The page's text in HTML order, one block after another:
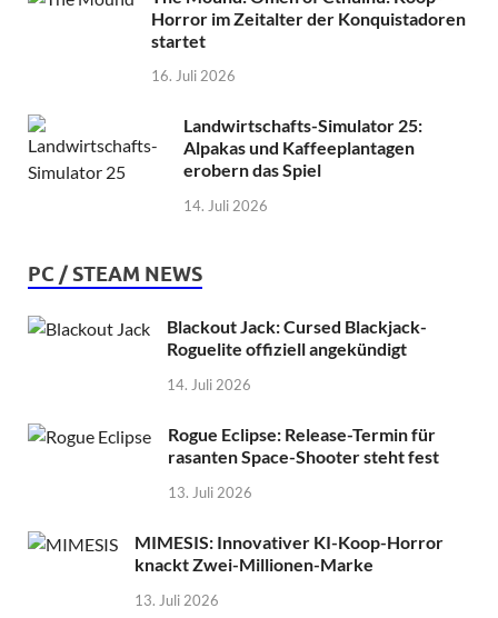
Horror im Zeitalter der Konquistadoren
startet
16. Juli 2026
Landwirtschafts-Simulator 25:
Alpakas und Kaffeeplantagen
erobern das Spiel
14. Juli 2026
PC / STEAM NEWS
Blackout Jack: Cursed Blackjack-
Roguelite offiziell angekündigt
14. Juli 2026
Rogue Eclipse: Release-Termin für
rasanten Space-Shooter steht fest
13. Juli 2026
MIMESIS: Innovativer KI-Koop-Horror
knackt Zwei-Millionen-Marke
13. Juli 2026